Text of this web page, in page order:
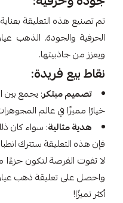
تم تصنيع هذه التعليقة
ويعزز من جاذبيتها.
نقاط بيع فريدة:
تصميم مبتكر: يجمع بين
خيارًا مميزًا في عالم
هدية مثالية: سواء كان
فإن هذه التعليقة ستترك
لا تفوت الفرصة لتكون جزءًا
أكثر تميزًا!